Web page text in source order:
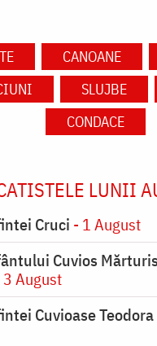
CANOANE
SLUJBE
CONDACE
LUNII
Cruci - 1 August
Cuvios
3 August
Cuvioase